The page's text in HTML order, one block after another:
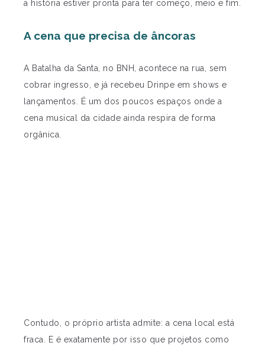
a história estiver pronta para ter começo, meio e fim.
A cena que precisa de âncoras
A Batalha da Santa, no BNH, acontece na rua, sem
cobrar ingresso, e já recebeu Drinpe em shows e
lançamentos. É um dos poucos espaços onde a
cena musical da cidade ainda respira de forma
orgânica.
Contudo, o próprio artista admite: a cena local está
fraca. E é exatamente por isso que projetos como